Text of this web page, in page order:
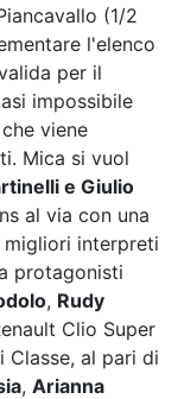
(1/2
l'elenco
per il
impossibile
viene
Mica si vuol
e Giulio
al via con una
migliori interpreti
protagonisti
, Rudy
Clio Super
Classe, al pari di
, Arianna